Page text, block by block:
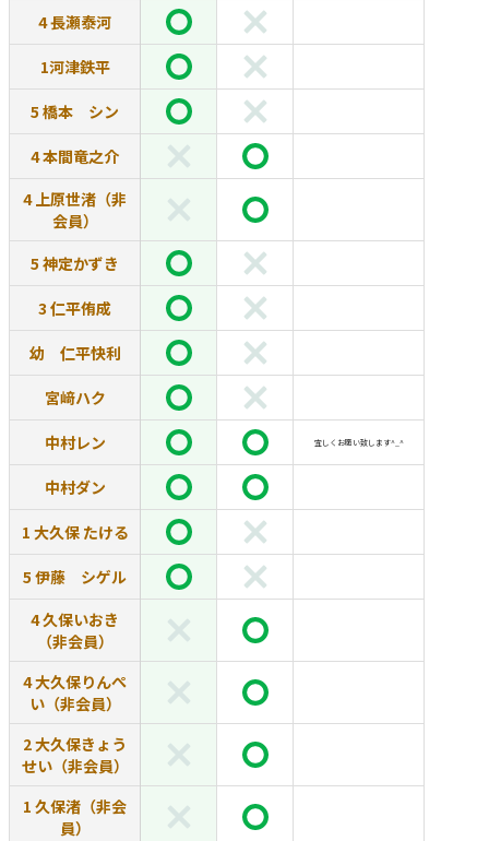
4 長瀬泰河
1河津鉄平
5 橋本 シン
4 本間竜之介
4 上原世渚（非
会員）
5 神定かずき
3 仁平侑成
幼 仁平快利
宮﨑ハク
中村レン 宜しくお願い致します^_^
中村ダン
1 大久保 たける
5 伊藤 シゲル
4 久保いおき
（非会員）
4 大久保りんぺ
い（非会員）
2 大久保きょう
せい（非会員）
1 久保渚（非会
員）